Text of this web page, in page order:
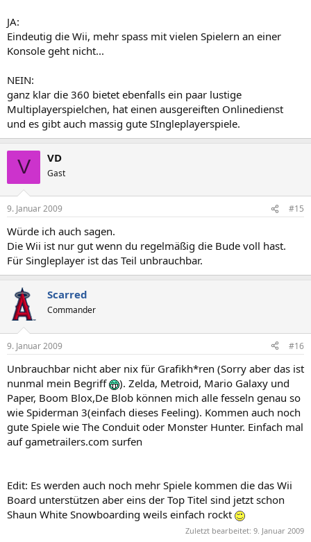
JA:
Eindeutig die Wii, mehr spass mit vielen Spielern an einer
Konsole geht nicht...
NEIN:
ganz klar die 360 bietet ebenfalls ein paar lustige
Multiplayerspielchen, hat einen ausgereiften Onlinedienst
und es gibt auch massig gute SIngleplayerspiele.
V VD
Gast
9. Januar 2009 #15
Würde ich auch sagen.
Die Wii ist nur gut wenn du regelmäßig die Bude voll hast.
Für Singleplayer ist das Teil unbrauchbar.
Scarred
Commander
9. Januar 2009 #16
Unbrauchbar nicht aber nix für Grafikh*ren (Sorry aber das ist
nunmal mein Begriff
). Zelda, Metroid, Mario Galaxy und
Paper, Boom Blox,De Blob können mich alle fesseln genau so
wie Spiderman 3(einfach dieses Feeling). Kommen auch noch
gute Spiele wie The Conduit oder Monster Hunter. Einfach mal
auf gametrailers.com surfen
Edit: Es werden auch noch mehr Spiele kommen die das Wii
Board unterstützen aber eins der Top Titel sind jetzt schon
Shaun White Snowboarding weils einfach rockt
Zuletzt bearbeitet: 9. Januar 2009